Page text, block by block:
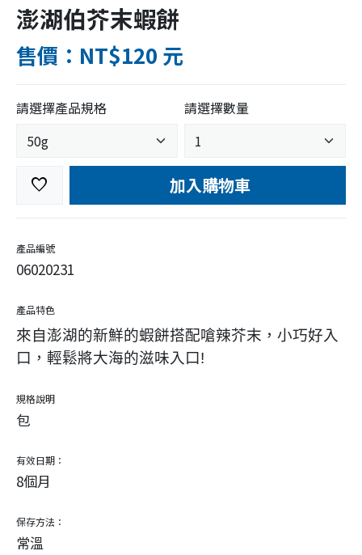
澎湖伯芥末蝦餅
售價：NT$120 元
請選擇產品規格 請選擇數量
favorite 加入購物車
產品編號
06020231
產品特色
來自澎湖的新鮮的蝦餅搭配嗆辣芥末，小巧好入
口，輕鬆將大海的滋味入口!
規格說明
包
有效日期：
8個月
保存方法：
常溫